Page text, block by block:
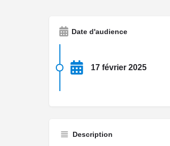
Date d'audience
17 février 2025
Description